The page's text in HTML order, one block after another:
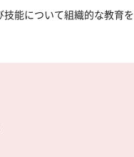
能について組織的な教育を